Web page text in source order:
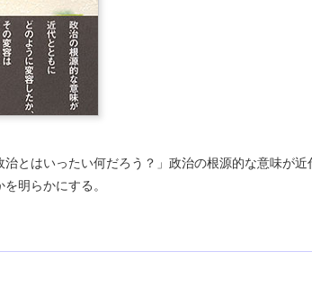
とはいったい何だろう？」政治の根源的な意味が
明らかにする。